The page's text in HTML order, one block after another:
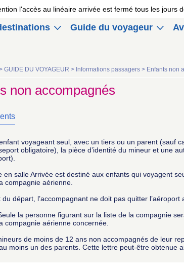
l'accès au linéaire arrivée est fermé tous les
Guide du voyageur
GUIDE DU VOYAGEUR > Informations passagers > Enfants non
non accompagnés
voyageant seul, avec un tiers ou un parent (sauf
obligatoire), la pièce d’identité du mineur et une
en salle Arrivée est destiné aux enfants qui voyagent
compagnie aérienne.
du départ, l’accompagnant ne doit pas quitter l’aéroport
la personne figurant sur la liste de la compagnie
compagnie aérienne concernée.
de moins de 12 ans non accompagnés de leur
moins un des parents. Cette lettre peut-être obtenue